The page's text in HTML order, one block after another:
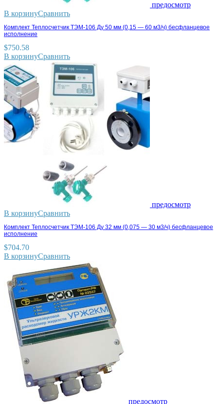
предосмотр
В корзинуСравнить
Комплект Теплосчетчик ТЭМ-106 Ду 50 мм (0,15 — 60 м3/ч) бесфланцевое
исполнение
$750.58
В корзинуСравнить
предосмотр
В корзинуСравнить
Комплект Теплосчетчик ТЭМ-106 Ду 32 мм (0,075 — 30 м3/ч) бесфланцевое
исполнение
$704.70
В корзинуСравнить
предосмотр